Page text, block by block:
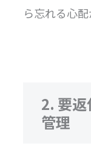
ら忘れる心
2. 要
管理